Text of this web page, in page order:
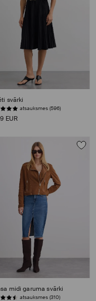
svārki
atsauksmes (596)
EUR
midi garuma svārki
atsauksmes (310)